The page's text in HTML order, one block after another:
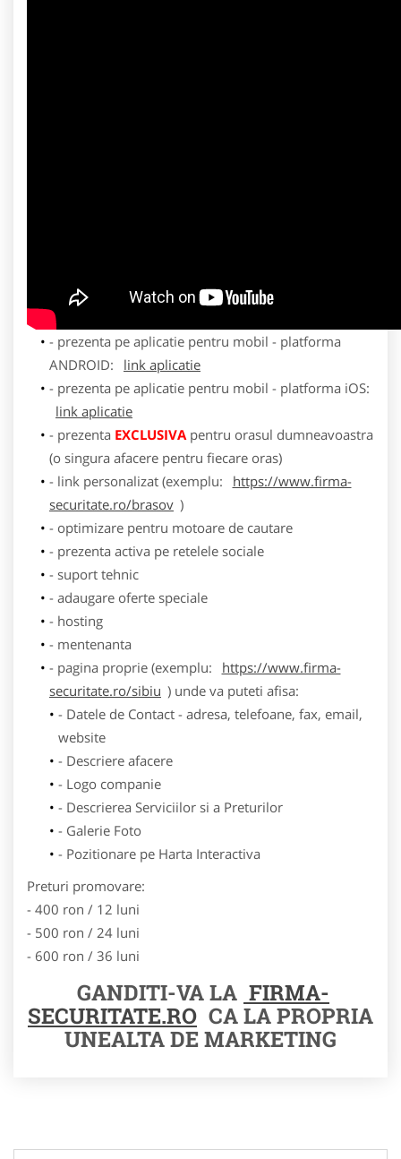
- prezenta pe aplicatie pentru mobil - platforma
ANDROID:
link aplicatie
- prezenta pe aplicatie pentru mobil - platforma iOS:
link aplicatie
- prezenta EXCLUSIVApentru orasul dumneavoastra
(o singura afacere pentru fiecare oras)
- link personalizat (exemplu:
https://www.firma-
securitate.ro/brasov )
- optimizare pentru motoare de cautare
- prezenta activa pe retelele sociale
- suport tehnic
- adaugare oferte speciale
- hosting
- mentenanta
- pagina proprie (exemplu:
https://www.firma-
securitate.ro/sibiu ) unde va puteti afisa:
- Datele de Contact - adresa, telefoane, fax, email,
website
- Descriere afacere
- Logo companie
- Descrierea Serviciilor si a Preturilor
- Galerie Foto
- Pozitionare pe Harta Interactiva
Preturi promovare:
- 400 ron / 12 luni
- 500 ron / 24 luni
- 600 ron / 36 luni
GANDITI-VA LA FIRMA-
SECURITATE.RO CA LA PROPRIA
UNEALTA DE MARKETING